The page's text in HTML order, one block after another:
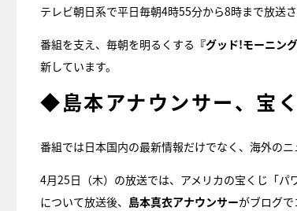
テレビ朝日系で平日毎朝4時55分から8時まで放送
番組を支え、毎朝を明るくする 『グッド!モーニン
新しています。
◆島本アナウンサー、宝
番組では日本国内の最新情報だけでなく、海外のニ
4月25日（木）の放送では、アメリカの宝くじ「
について放送後、 島本真衣アナウンサーがブログで